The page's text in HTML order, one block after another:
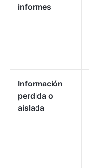
informes
Información
perdida o
aislada